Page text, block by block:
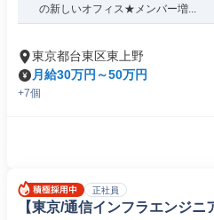
の新しいオフィス★メンバー増...
東京都台東区東上野
月給30万円～50万円
+7個
正社員
【東京/通信インフラエンジ